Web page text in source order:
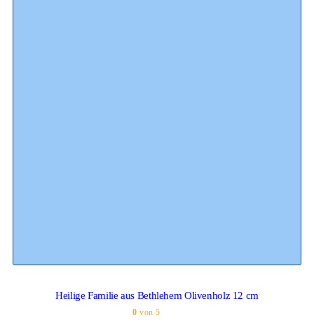
Heilige Familie aus Bethlehem Olivenholz 12 cm
0 von 5